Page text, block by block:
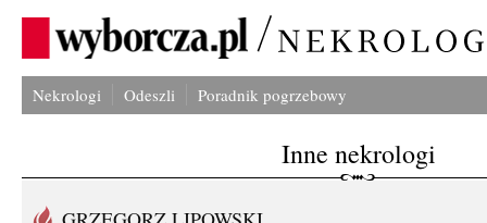
Nekrologi Odeszli Poradnik pogrzebowy
Inne nekrologi